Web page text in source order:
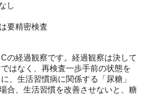
し
要精密検査
の経過観察です。経過観察は決して
はなく、再検査一歩手前の状態を
、生活習慣病に関係する「尿糖」
合、生活習慣を改善させないと、糖